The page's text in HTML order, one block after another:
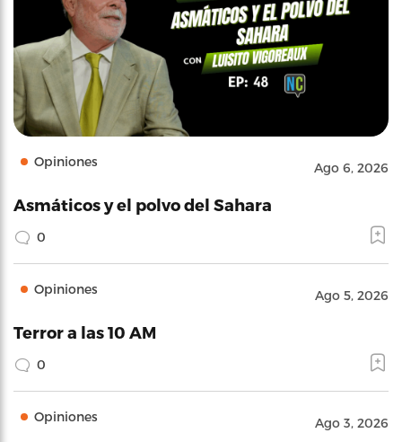
Opiniones Ago 6, 2026
Asmáticos y el polvo del Sahara
0
Opiniones Ago 5, 2026
Terror a las 10 AM
0
Opiniones Ago 3, 2026